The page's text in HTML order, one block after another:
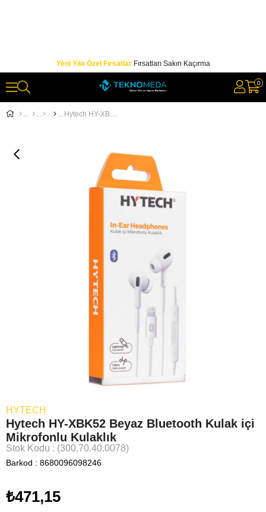
Yeni Yıla Özel FırsatlarFırsatları Sakın Kaçırma
0
Hytech HY-XBK52 Beyaz Bluetooth Kulak içi Mikrofonlu Kulaklık
HYTECH
Hytech HY-XBK52 Beyaz Bluetooth Kulak içi
Mikrofonlu Kulaklık
Stok Kodu (300.70.40.0078)
Barkod : 8680096098246
₺471,15